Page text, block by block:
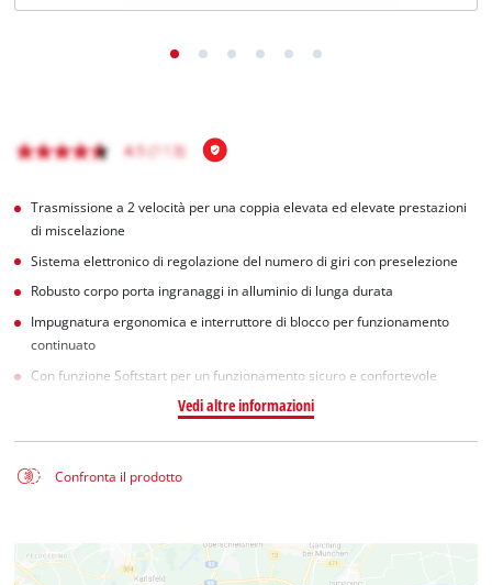
Trasmissione a 2 velocità per una coppia elevata ed elevate prestazioni
di miscelazione
Sistema elettronico di regolazione del numero di giri con preselezione
Robusto corpo porta ingranaggi in alluminio di lunga durata
Impugnatura ergonomica e interruttore di blocco per funzionamento
continuato
Con funzione Softstart per un funzionamento sicuro e confortevole
Vedi altre informazioni
Confronta il prodotto